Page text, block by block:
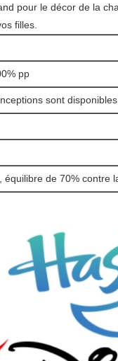
pour le décor de la
filles.
pp
sont disponibles
équilibre de 70% contre